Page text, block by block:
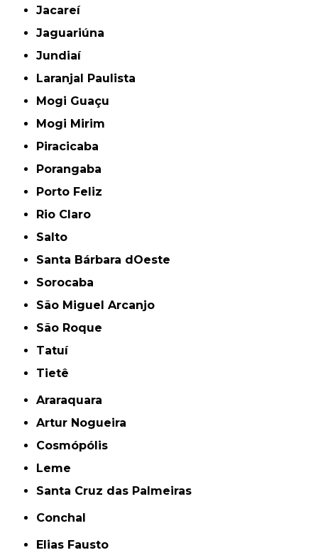
Jacareí
Jaguariúna
Jundiaí
Laranjal Paulista
Mogi Guaçu
Mogi Mirim
Piracicaba
Porangaba
Porto Feliz
Rio Claro
Salto
Santa Bárbara dOeste
Sorocaba
São Miguel Arcanjo
São Roque
Tatuí
Tietê
Araraquara
Artur Nogueira
Cosmópólis
Leme
Santa Cruz das Palmeiras
Conchal
Elias Fausto